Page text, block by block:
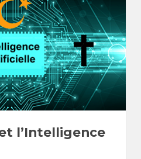
l’Intelligence